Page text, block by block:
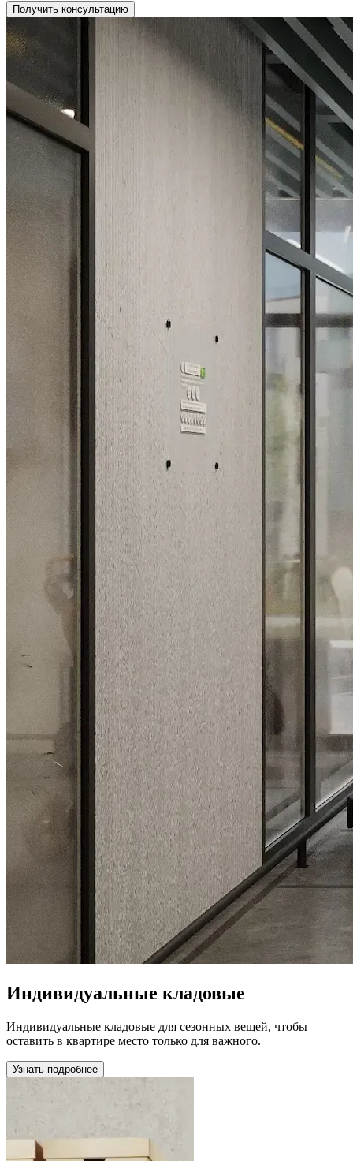
Получить консультацию
Индивидуальные кладовые
Индивидуальные кладовые для сезонных вещей, чтобы
оставить в квартире место только для важного.
Узнать подробнее